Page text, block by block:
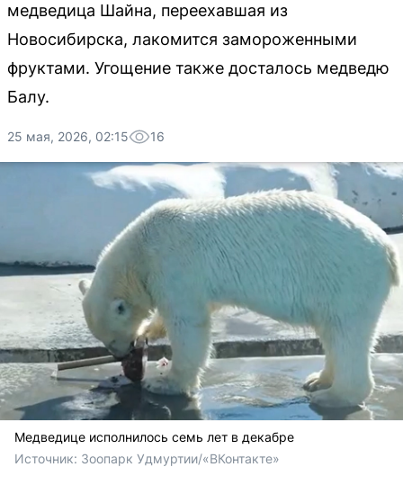
медведица Шайна, переехавшая из
Новосибирска, лакомится замороженными
фруктами. Угощение также досталось медведю
Балу.
25 мая, 2026, 02:15 16
Медведице исполнилось семь лет в декабре
Источник: Зоопарк Удмуртии/«ВКонтакте»